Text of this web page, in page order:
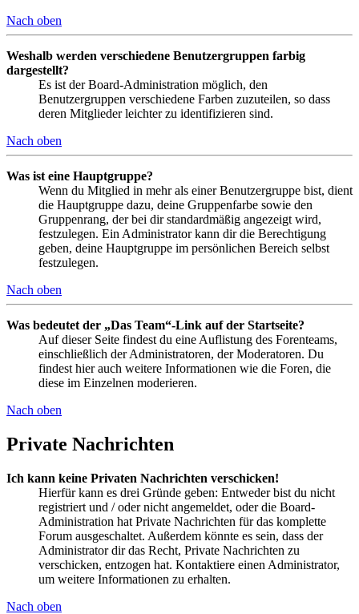
Nach oben
Weshalb werden verschiedene Benutzergruppen farbig
dargestellt?
Es ist der Board-Administration möglich, den
Benutzergruppen verschiedene Farben zuzuteilen, so dass
deren Mitglieder leichter zu identifizieren sind.
Nach oben
Was ist eine Hauptgruppe?
Wenn du Mitglied in mehr als einer Benutzergruppe bist, dient
die Hauptgruppe dazu, deine Gruppenfarbe sowie den
Gruppenrang, der bei dir standardmäßig angezeigt wird,
festzulegen. Ein Administrator kann dir die Berechtigung
geben, deine Hauptgruppe im persönlichen Bereich selbst
festzulegen.
Nach oben
Was bedeutet der „Das Team“-Link auf der Startseite?
Auf dieser Seite findest du eine Auflistung des Forenteams,
einschließlich der Administratoren, der Moderatoren. Du
findest hier auch weitere Informationen wie die Foren, die
diese im Einzelnen moderieren.
Nach oben
Private Nachrichten
Ich kann keine Privaten Nachrichten verschicken!
Hierfür kann es drei Gründe geben: Entweder bist du nicht
registriert und / oder nicht angemeldet, oder die Board-
Administration hat Private Nachrichten für das komplette
Forum ausgeschaltet. Außerdem könnte es sein, dass der
Administrator dir das Recht, Private Nachrichten zu
verschicken, entzogen hat. Kontaktiere einen Administrator,
um weitere Informationen zu erhalten.
Nach oben